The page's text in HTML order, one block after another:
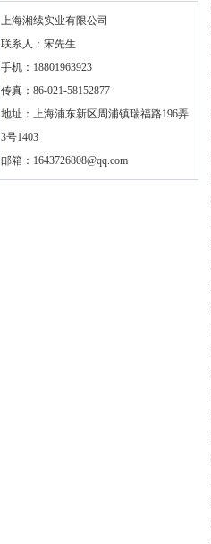
上海湘续实业有限公司
联系人：宋先生
手机：18801963923
传真：86-021-58152877
地址：上海浦东新区周浦镇瑞福路196弄
3号1403
邮箱： 1643726808@qq.com